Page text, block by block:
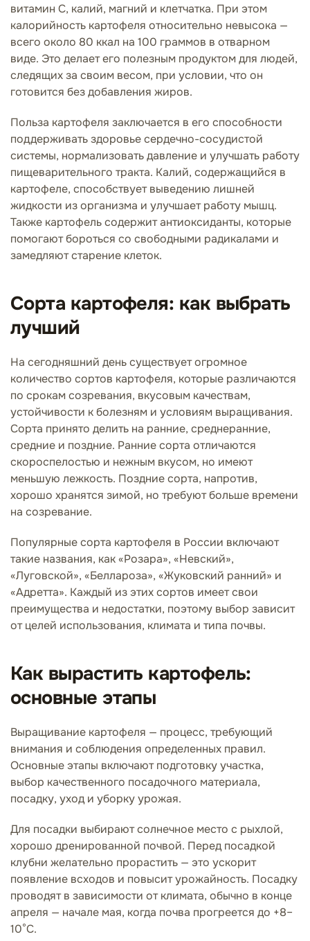
витамин C, калий, магний и клетчатка. При этом
калорийность картофеля относительно невысока —
всего около 80 ккал на 100 граммов в отварном
виде. Это делает его полезным продуктом для людей,
следящих за своим весом, при условии, что он
готовится без добавления жиров.
Польза картофеля заключается в его способности
поддерживать здоровье сердечно-сосудистой
системы, нормализовать давление и улучшать работу
пищеварительного тракта. Калий, содержащийся в
картофеле, способствует выведению лишней
жидкости из организма и улучшает работу мышц.
Также картофель содержит антиоксиданты, которые
помогают бороться со свободными радикалами и
замедляют старение клеток.
Сорта картофеля: как выбрать
лучший
На сегодняшний день существует огромное
количество сортов картофеля, которые различаются
по срокам созревания, вкусовым качествам,
устойчивости к болезням и условиям выращивания.
Сорта принято делить на ранние, среднеранние,
средние и поздние. Ранние сорта отличаются
скороспелостью и нежным вкусом, но имеют
меньшую лежкость. Поздние сорта, напротив,
хорошо хранятся зимой, но требуют больше времени
на созревание.
Популярные сорта картофеля в России включают
такие названия, как «Розара», «Невский»,
«Луговской», «Беллароза», «Жуковский ранний» и
«Адретта». Каждый из этих сортов имеет свои
преимущества и недостатки, поэтому выбор зависит
от целей использования, климата и типа почвы.
Как вырастить картофель:
основные этапы
Выращивание картофеля — процесс, требующий
внимания и соблюдения определенных правил.
Основные этапы включают подготовку участка,
выбор качественного посадочного материала,
посадку, уход и уборку урожая.
Для посадки выбирают солнечное место с рыхлой,
хорошо дренированной почвой. Перед посадкой
клубни желательно прорастить — это ускорит
появление всходов и повысит урожайность. Посадку
проводят в зависимости от климата, обычно в конце
апреля — начале мая, когда почва прогреется до +8–
10°C.